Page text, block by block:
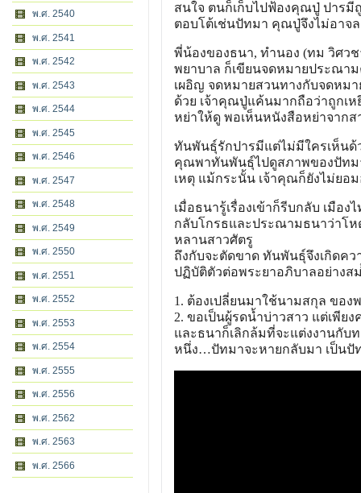
พ.ศ. 2540
พ.ศ. 2541
พ.ศ. 2542
พ.ศ. 2543
พ.ศ. 2544
พ.ศ. 2545
พ.ศ. 2546
พ.ศ. 2547
พ.ศ. 2548
พ.ศ. 2549
พ.ศ. 2550
พ.ศ. 2551
พ.ศ. 2552
พ.ศ. 2553
พ.ศ. 2554
พ.ศ. 2555
พ.ศ. 2556
พ.ศ. 2562
พ.ศ. 2563
พ.ศ. 2566
สนใจ ตนก็เก็บไปฟ้องคุณปู่ ปารมี
ตอบโต้เช่นปัทมา คุณปู่จึงไม่อาจ
พี่น้องของธนา, ทํานอง (ทม วิศว
พยาบาล ก็เขียนจดหมายประณาม
เผอิญ จดหมายสวนทางกับจดหม
ด้วย เจ้าคุณปู่แค้นมากถือว่าถูกเห
หย่าให้ดู พอเห็นหนังสือหย่าจากส
ทันพันธุ์รักปารมีแต่ไม่มีใครเห็น
คุณพาทันพันธุ์ไปดูสภาพของปัทม
เหตุ แม้กระนั้น เจ้าคุณก็ยังไม่ยอ
เมื่อธนารู้เรื่องเข้าก็รีบกลับ เมื
กลับโกรธและประณามธนาว่าโ
หลานสาวศัตรู
ถึงกับจะตัดขาด ทันพันธุ์จึงเกิดค
ปฏิบัติตัวต่อพระยาอภิบาลอย่างส
1. ต้องเปลี่ยนมาใช้นามสกุล ของ
2. ขอเป็นผู้รดน้ำบ่าวสาว แต่เพีย
และธนาก็เลิกล้มที่จะแต่งงานกับ
หนึ่ง…ปัทมาจะหายกลับมา เป็นปั